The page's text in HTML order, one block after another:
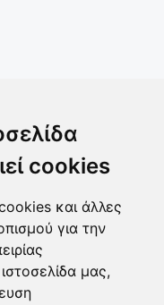
cookies
και άλλες
για την
μας,